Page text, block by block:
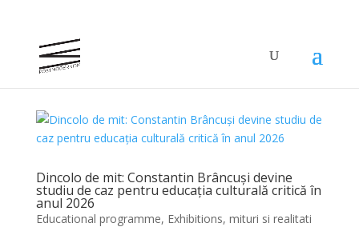
Dincolo de mit: Constantin Brâncuși devine
studiu de caz pentru educația culturală critică în
anul 2026
Educational programme, Exhibitions, mituri si realitati